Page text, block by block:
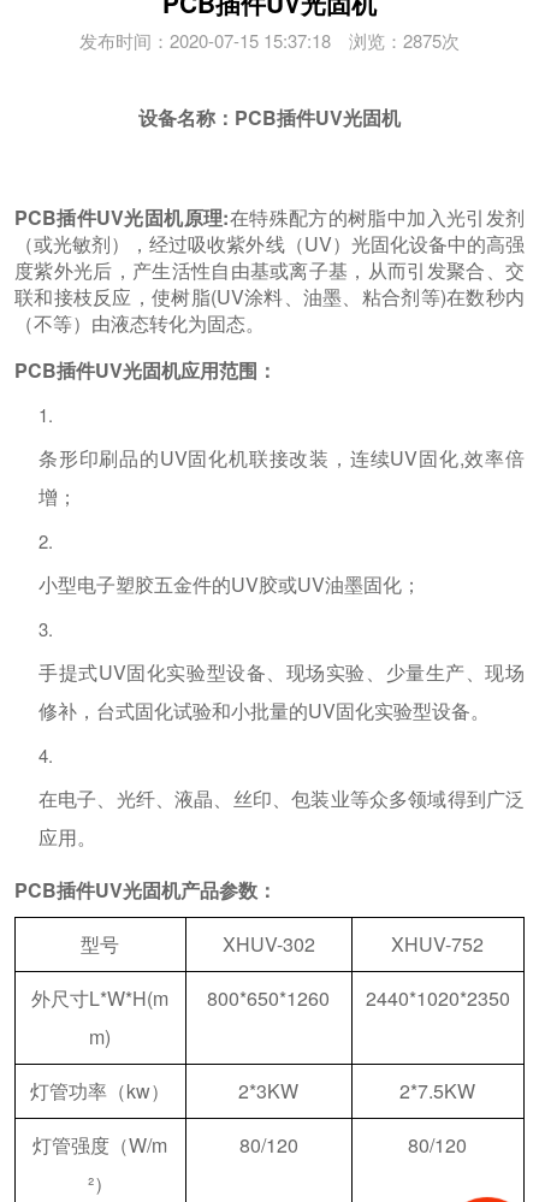
发布时间：2020-07-15 15:37:18 浏览：2875次
设备名称：PCB插件UV光固机
PCB插件UV光固机原理:在特殊配方的树脂中加入光引发剂
（或光敏剂），经过吸收紫外线（UV）光固化设备中的高强
度紫外光后，产生活性自由基或离子基，从而引发聚合、交
联和接枝反应，使树脂(UV涂料、油墨、粘合剂等)在数秒内
（不等）由液态转化为固态。
PCB插件UV光固机应用范围：
条形印刷品的UV固化机联接改装，连续UV固化,效率倍
增；
小型电子塑胶五金件的UV胶或UV油墨固化；
手提式UV固化实验型设备、现场实验、少量生产、现场
修补，台式固化试验和小批量的UV固化实验型设备。
在电子、光纤、液晶、丝印、包装业等众多领域得到广泛
应用。
PCB插件UV光固机产品参数：
型号
XHUV-302
XHUV-752
外尺寸L*W*H(m
m)
800*650*1260 2440*1020*2350
灯管功率（kw） 2*3KW
2*7.5KW
灯管强度（W/m
²）
80/120 80/120